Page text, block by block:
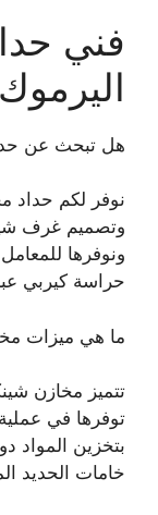
فني
اليرموك
هل تبحث عن
نوفر لكم حداد
وتصميم غرف
ونوفرها
حراسة كيربي
ما هي ميزات
تتميز مخازن
توفرها في
بتخزين المواد
خامات الحديد